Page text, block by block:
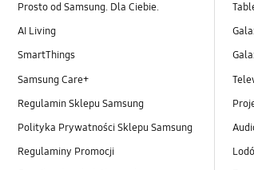
Prosto od Samsung. Dla Ciebie.
AI Living
SmartThings
Samsung Care+
Regulamin Sklepu Samsung
Polityka Prywatności Sklepu Samsung
Regulaminy Promocji